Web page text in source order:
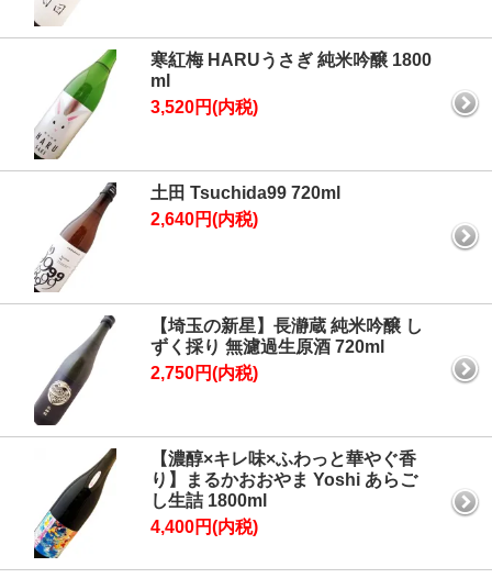
寒紅梅 HARUうさぎ 純米吟醸 1800
ml
3,520円(内税)
土田 Tsuchida99 720ml
2,640円(内税)
【埼玉の新星】長瀞蔵 純米吟醸 し
ずく採り 無濾過生原酒 720ml
2,750円(内税)
【濃醇×キレ味×ふわっと華やぐ香
り】まるかおおやま Yoshi あらご
し生詰 1800ml
4,400円(内税)